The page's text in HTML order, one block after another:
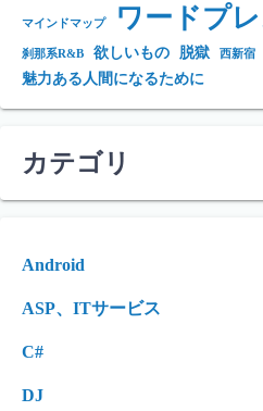
マインドマップ ワードプ
刹那系R&B 欲しいもの 脱獄 西新宿
魅力ある人間になるために
カテゴリ
Android
ASP、ITサービス
C#
DJ